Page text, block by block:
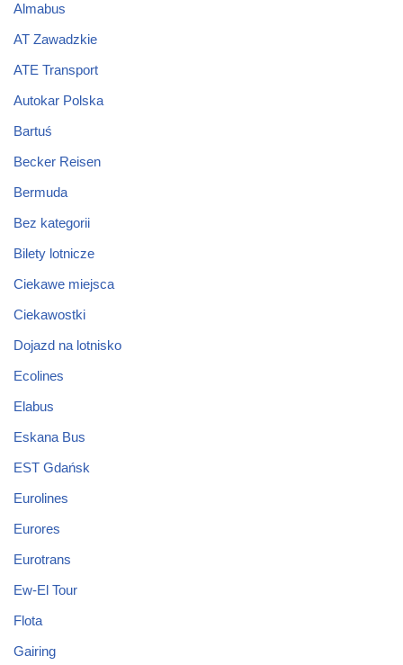
Almabus
AT Zawadzkie
ATE Transport
Autokar Polska
Bartuś
Becker Reisen
Bermuda
Bez kategorii
Bilety lotnicze
Ciekawe miejsca
Ciekawostki
Dojazd na lotnisko
Ecolines
Elabus
Eskana Bus
EST Gdańsk
Eurolines
Eurores
Eurotrans
Ew-El Tour
Flota
Gairing